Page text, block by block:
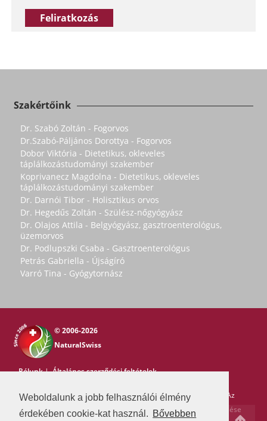
Weboldalunk a jobb felhasználói élmény
érdekében cookie-kat használ. Bővebben
Feliratkozás
Szakértőink
Dr. Szabó Zoltán - Fogorvos
Dr.Szabó-Páljános Dorottya - Fogorvos
Dobor Viktória - Dietetikus, okleveles
táplálkozástudományi szakember
Koprivanecz Magdolna - Dietetikus, okleveles
táplálkozástudományi szakember
Dr. Darnói Tibor - Holisztikus orvos
Dr. Hegedűs Zoltán - Szülész-nőgyógyász
Dr. Olajos Attila - Belgyógyász, gasztroenterológus,
üzemorvos
Dr. Podlupszki Csaba - Gasztroenterológus
Petrás Gabriella - Újságíró
Varró Tina - Gyógytornász
© 2006-2026
NaturalSwiss
Rólunk|Általános szerződési feltételek
Copyright © 2006-2026 NaturalSwissMinden jog fenntartva. Az
oldal tartalma nem másolható a Natural Swiss írásos beleegyezése